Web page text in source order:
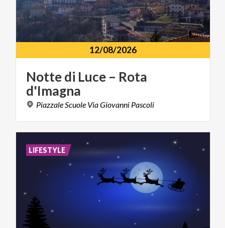
12/08/2026
Nottedi Luce – Rota
d'Imagna
Piazzale Scuole ViaGiovanni Pascoli
LIFESTYLE